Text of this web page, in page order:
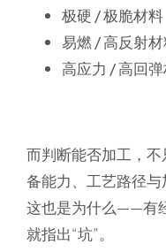
极硬 / 极脆材料
易燃 / 高反射
高应力 / 高回
而判断能否加工，
备能力、工艺路径与
这也是为什么——有
就指出“坑”。